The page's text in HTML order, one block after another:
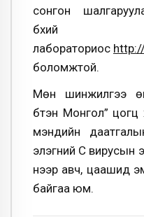
сонгон
лабораториос
боломжтой.
Мөн шинжилгээ
бүтэн Монгол” цогц
мэндийн
элэгний С вирусын
үнээр авч, цаашид
байгаа юм.